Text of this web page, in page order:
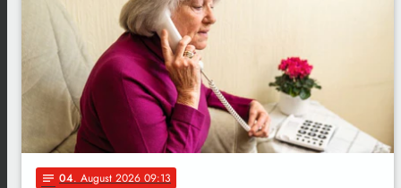
notes 04. August 2026 09:13